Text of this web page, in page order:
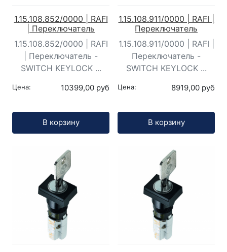
1.15.108.852/0000 | RAFI
| Переключатель
1.15.108.852/0000 | RAFI
| Переключатель -
SWITCH KEYLOCK ...
Цена: 10399,00 руб
В корзину
1.15.108.911/0000 | RAFI |
Переключатель
1.15.108.911/0000 | RAFI |
Переключатель -
SWITCH KEYLOCK ...
Цена: 8919,00 руб
В корзину